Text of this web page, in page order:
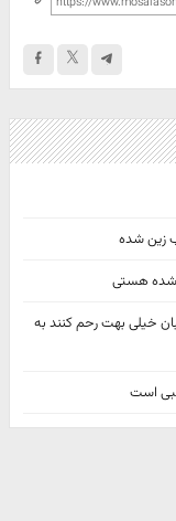
زین شده
شده هستی
خیلی بهت رحم کنند به
است‌